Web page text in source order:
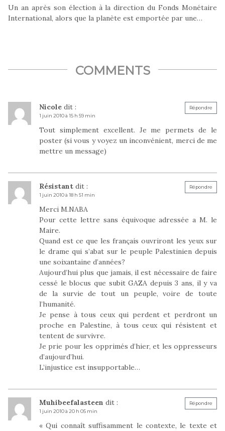
Un an après son élection à la direction du Fonds Monétaire
International, alors que la planète est emportée par une…
COMMENTS
Nicole dit :
1 juin 2010 à 15 h 59 min
Tout simplement excellent. Je me permets de le
poster (si vous y voyez un inconvénient, merci de me
mettre un message)
Répondre
Résistant dit :
1 juin 2010 à 18 h 51 min
Merci M.NABA
Pour cette lettre sans équivoque adressée a M. le
Maire.
Quand est ce que les français ouvriront les yeux sur
le drame qui s’abat sur le peuple Palestinien depuis
une soixantaine d’années?
Aujourd’hui plus que jamais, il est nécessaire de faire
cessé le blocus que subit GAZA depuis 3 ans, il y va
de la survie de tout un peuple, voire de toute
l’humanité.
Je pense à tous ceux qui perdent et perdront un
proche en Palestine, à tous ceux qui résistent et
tentent de survivre.
Je prie pour les opprimés d’hier, et les oppresseurs
d’aujourd’hui.
L’injustice est insupportable…
Répondre
Muhibeefalasteen dit :
1 juin 2010 à 20 h 05 min
« Qui connaît suffisamment le contexte, le texte et
Répondre